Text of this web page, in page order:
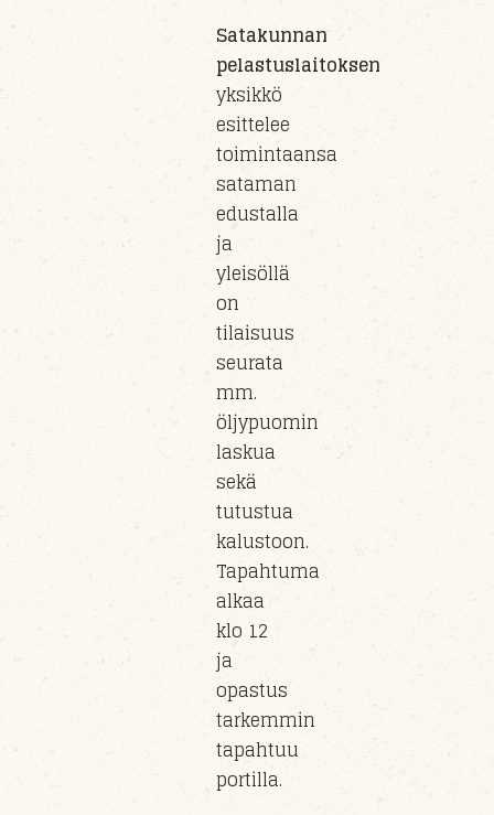
Satakunnan
pelastuslaitoksen
yksikkö
esittelee
toimintaansa
sataman
edustalla
ja
yleisöllä
on
tilaisuus
seurata
mm.
öljypuomin
laskua
sekä
tutustua
kalustoon.
Tapahtuma
alkaa
klo 12
ja
opastus
tarkemmin
tapahtuu
portilla.